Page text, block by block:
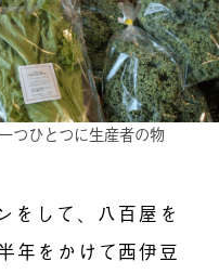
つひとつに生産者の物
をして、八百屋を
年をかけて西伊豆